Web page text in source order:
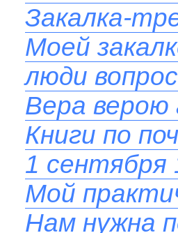
Закалка-
Моей
люди
Вера верою
Книги по
1 сентября
Мой
Нам нужна